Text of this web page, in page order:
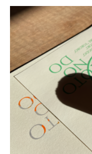
カートを見る
お買い物ガイド
よくある質問
お問い合わせ